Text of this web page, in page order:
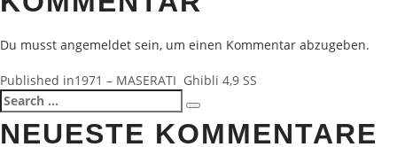
Du musst angemeldet sein, um einen Kommentar abzugeben.
BEITRAGSNAVIGATION
Published in1971 – MASERATI Ghibli 4,9 SS
Search
for:
Search
NEUESTE KOMMENTARE